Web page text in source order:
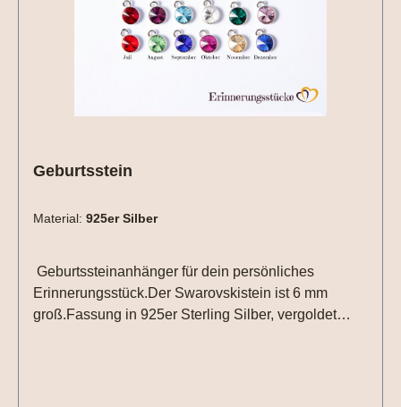
Geburtsstein
Material: 925er Silber
Geburtssteinanhänger für dein persönliches
Erinnerungsstück.Der Swarovskistein ist 6 mm
groß.Fassung in 925er Sterling Silber, vergoldet